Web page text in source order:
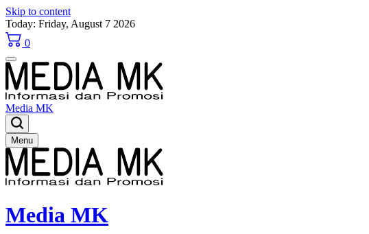
Skip to content
Today: Friday, August 7 2026
0
Media MK
Menu
Media MK